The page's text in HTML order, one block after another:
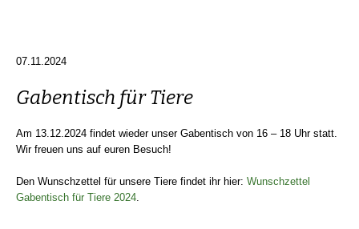
07.11.2024
Gabentisch für Tiere
Am 13.12.2024 findet wieder unser Gabentisch von 16 – 18 Uhr statt.
Wir freuen uns auf euren Besuch!
Den Wunschzettel für unsere Tiere findet ihr hier:Wunschzettel
Gabentisch für Tiere 2024.